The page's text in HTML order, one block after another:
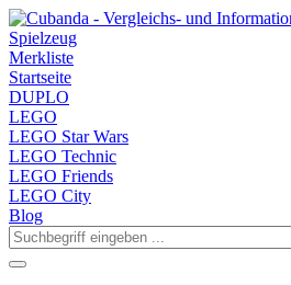
Merkliste
Startseite
DUPLO
LEGO
LEGO Star Wars
LEGO Technic
LEGO Friends
LEGO City
Blog